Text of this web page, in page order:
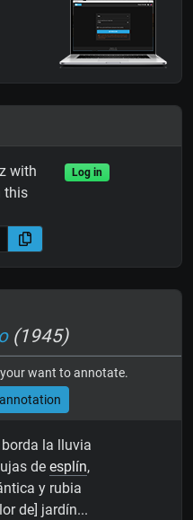
with
this
Log in
(1945)
want to annotate.
la lluvia
de esplín,
y rubia
de] jardín...